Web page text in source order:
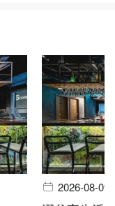
2026-08-09